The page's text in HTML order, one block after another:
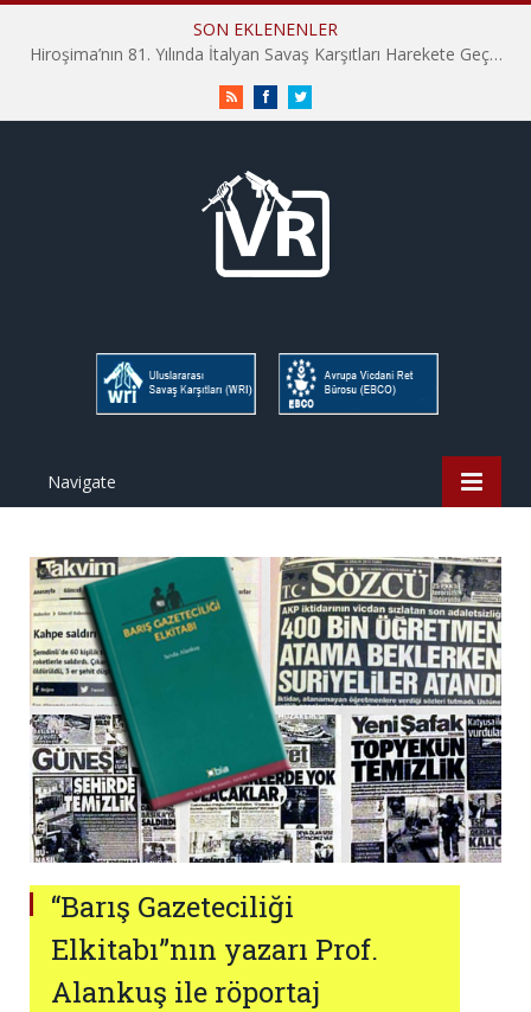
SON EKLENENLER
Hiroşima’nın 81. Yılında İtalyan Savaş Karşıtları Harekete Geçti: “Hatırlamak yeterli değil”
RSS FacebookTwitter
Navigate
“Barış Gazeteciliği
Elkitabı”nın yazarı Prof.
Alankuş ile röportaj